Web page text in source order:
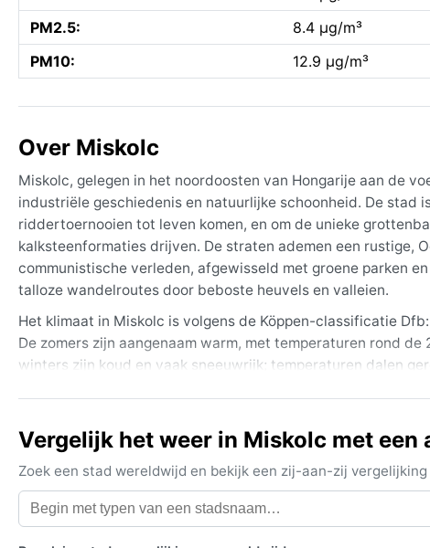
PM2.5:
8.4 µg/m³
PM10:
12.9 µg/m³
Over Miskolc
Miskolc, gelegen in het noordoosten van Hongarije aan de
industriële geschiedenis en natuurlijke schoonheid. De stad
riddertoernooien tot leven komen, en om de unieke
kalksteenformaties drijven. De straten ademen een rustige,
communistische verleden, afgewisseld met groene parken
talloze wandelroutes door beboste heuvels en valleien.
Het klimaat in Miskolc is volgens de Köppen-classificatie
De zomers zijn aangenaam warm, met temperaturen rond
winters zijn koud en vaak sneeuwrijk; temperaturen dalen
in de winter een dikke winterjas, handschoenen en stevige
De beste reistijd voor weer is van mei tot september, met
herfst en winter kunnen hardnekkige mistbanken in de
klimaat. Ook is er kans op sneeuwstormen in januari en
komen hier niet voor – de weersextremen blijven beperkt tot
Vergelijk het weer in Miskolc met een
Zoek een stad wereldwijd en bekijk een zij-aan-zij